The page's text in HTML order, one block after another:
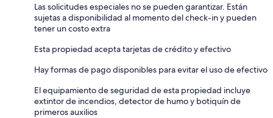
Las solicitudes especiales no se pueden garantizar. Están
sujetas a disponibilidad al momento del check-in y pueden
tener un costo extra
Esta propiedad acepta tarjetas de crédito y efectivo
Hay formas de pago disponibles para evitar el uso de efectivo
El equipamiento de seguridad de esta propiedad incluye
extintor de incendios, detector de humo y botiquín de
primeros auxilios